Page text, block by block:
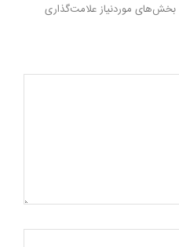
بخش‌های موردنیاز علامت‌گذاری